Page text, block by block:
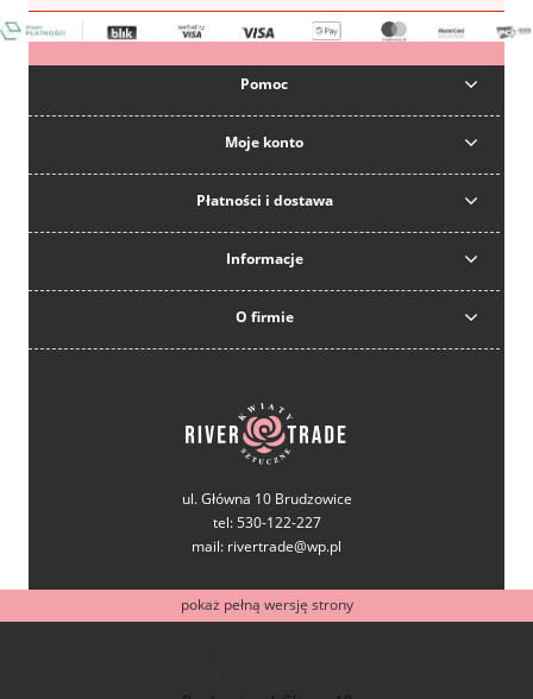
Pomoc
Moje konto
Płatności i dostawa
Informacje
O firmie
ul. Główna 10 Brudzowice
tel: 530-122-227
mail: rivertrade@wp.pl
pokaż pełną wersję strony